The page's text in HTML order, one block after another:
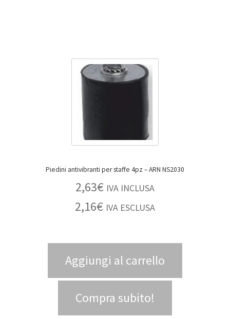
Piedini antivibranti per staffe 4pz – ARN NS2030
2,63€ IVA INCLUSA
2,16€ IVA ESCLUSA
Aggiungi al carrello
Compra subito!